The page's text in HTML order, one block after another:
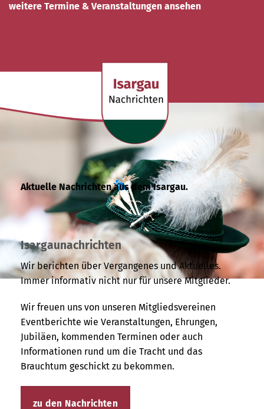
weitere Termine & Veranstaltungen ansehen
Aktuelle Nachrichten aus dem Isargau.
Isargaunachrichten
Wir berichten über Vergangenes und Aktuelles.
Immer informativ nicht nur für unsere Mitglieder.
Wir freuen uns von unseren Mitgliedsvereinen
Eventberichte wie Veranstaltungen, Ehrungen,
Jubiläen, kommenden Terminen oder auch
Informationen rund um die Tracht und das
Brauchtum geschickt zu bekommen.
zu den Nachrichten